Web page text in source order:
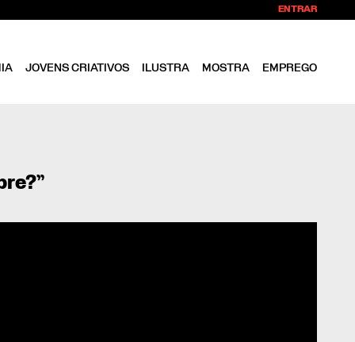
ENTRAR
JOVENS CRIATIVOS ILUSTRA MOSTRA EMPREGO